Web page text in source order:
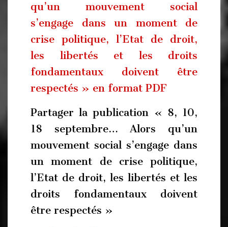
qu’un mouvement social
s’engage dans un moment de
crise politique, l’Etat de droit,
les libertés et les droits
fondamentaux doivent être
respectés » en format PDF
Partager la publication « 8, 10,
18 septembre… Alors qu’un
mouvement social s’engage dans
un moment de crise politique,
l’Etat de droit, les libertés et les
droits fondamentaux doivent
être respectés »